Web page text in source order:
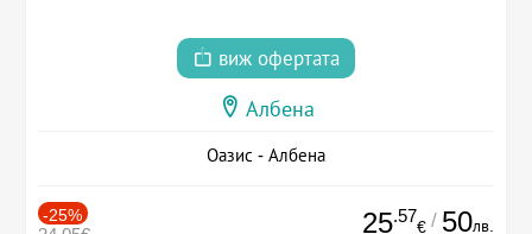
виж офертата
Албена
Оазис - Албена
-25% 25.57
€ / 50лв.